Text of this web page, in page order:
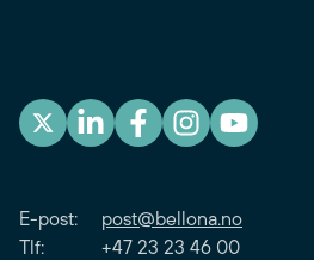
E-post: post@bellona.no
Tlf: +47 23 23 46 00